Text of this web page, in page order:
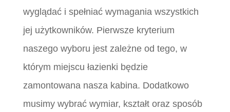
wyglądać i spełniać wymagania wszystkich
jej użytkowników. Pierwsze kryterium
naszego wyboru jest zależne od tego, w
którym miejscu łazienki będzie
zamontowana nasza kabina. Dodatkowo
musimy wybrać wymiar, kształt oraz sposób